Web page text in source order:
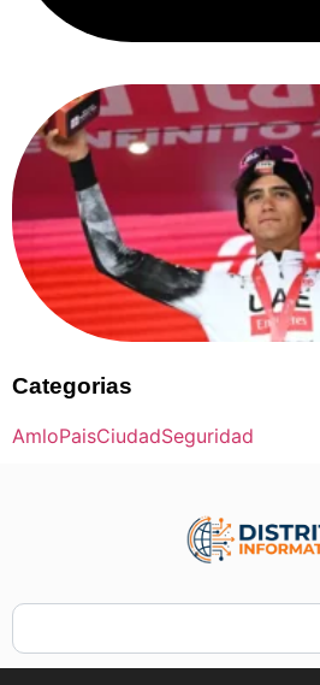
Categorias
AmloPaisCiudadSeguridad